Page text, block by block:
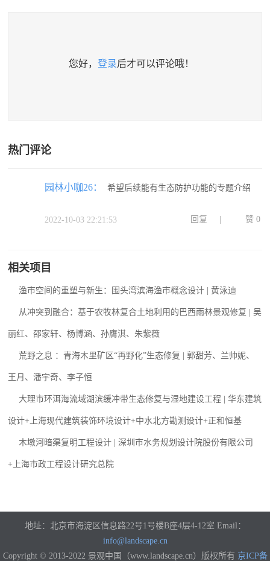
您好， 登录后才可以评论哦！
热门评论
园林小咖26： 希望后续能有生态防护功能的专题介绍
2022-10-03 22:21:53 回复 赞 0
相关项目
渔市空间的重塑与新生：围头湾滨海渔市概念设计 | 黄泳迪
从冲突到融合：基于农牧林复合土地利用的巴西雨林景观修复 | 吴
丽红、邵家轩、杨博涵、孙膺淇、朱紫薇
荒野之息 ：青海木里矿区“再野化”生态修复 | 郭甜芳、兰帅妮、
王月、潘宇奇、李子恒
大理市环洱海流域湖滨缓冲带生态修复与湿地建设工程 | 华东建筑
设计+上海现代建筑装饰环境设计+中水北方勘测设计+正和恒基
木墩河暗渠复明工程设计 | 深圳市水务规划设计院股份有限公司
+上海市政工程设计研究总院
地址：北京市海淀区信息路22号1号楼B座4层4-12室 Email：
info@landscape.cn
Copyright © 2013-2022 景观中国（www.landscape.cn）版权所有 京ICP备